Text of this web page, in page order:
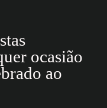
ocasião
ao